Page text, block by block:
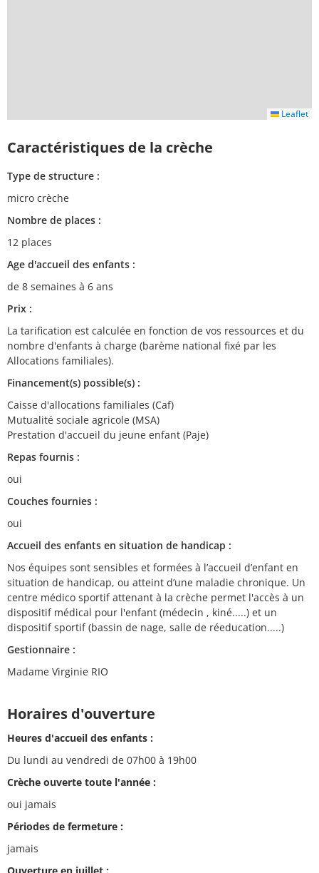
Leaflet
Caractéristiques de la crèche
Type de structure :
micro crèche
Nombre de places :
12 places
Age d'accueil des enfants :
de 8 semaines à 6 ans
Prix :
La tarification est calculée en fonction de vos ressources et du
nombre d'enfants à charge (barème national fixé par les
Allocations familiales).
Financement(s) possible(s) :
Caisse d'allocations familiales (Caf)
Mutualité sociale agricole (MSA)
Prestation d'accueil du jeune enfant (Paje)
Repas fournis :
oui
Couches fournies :
oui
Accueil des enfants en situation de handicap :
Nos équipes sont sensibles et formées à l’accueil d’enfant en
situation de handicap, ou atteint d’une maladie chronique. Un
centre médico sportif attenant à la crèche permet l'accès à un
dispositif médical pour l'enfant (médecin , kiné.....) et un
dispositif sportif (bassin de nage, salle de réeducation.....)
Gestionnaire :
Madame Virginie RIO
Horaires d'ouverture
Heures d'accueil des enfants :
Du lundi au vendredi de 07h00 à 19h00
Crèche ouverte toute l'année :
oui jamais
Périodes de fermeture :
jamais